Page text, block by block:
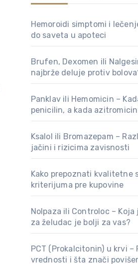
Hemoroidi simptomi i
do saveta u apoteci
Brufen, Dexomen ili
najbrže deluje protiv
Panklav ili Hemomicin –
penicilin, a kada
Ksalol ili Bromazepam –
jačini i rizicima zavisnosti
Kako prepoznati kvalitetne
kriterijuma pre kupovine
Nolpaza ili Controloc –
za želudac je bolji za vas?
PCT (Prokalcitonin) u krvi
vrednosti i šta znači